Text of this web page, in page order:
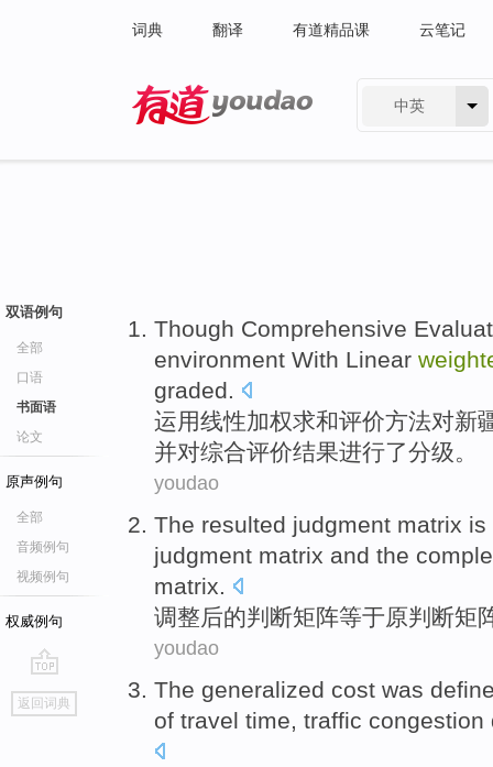
词典 翻译 有道精品课 云笔记
中英
双语例句
全部
口语
书面语
论文
原声例句
全部
音频例句
视频例句
权威例句
go
top
返回词典
Though Comprehensive
environment With Linear
graded.
运用线性加权求和评价方法对新
并对综合评价结果进行了分级。
youdao
The resulted judgment matrix
judgment matrix and the
matrix.
调整后的判断矩阵等于原判断矩
youdao
The generalized cost was
of travel time traffic congestion